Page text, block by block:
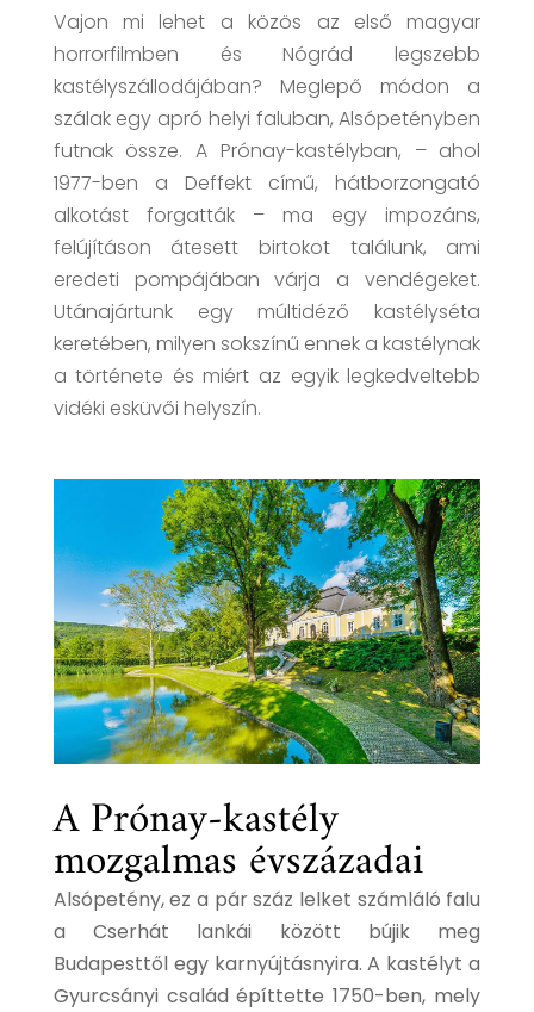
Vajon mi lehet a közös az első magyar
horrorfilmben és Nógrád legszebb
kastélyszállodájában? Meglepő módon a
szálak egy apró helyi faluban, Alsópetényben
futnak össze. A Prónay-kastélyban, – ahol
1977-ben a Deffekt című, hátborzongató
alkotást forgatták – ma egy impozáns,
felújításon átesett birtokot találunk, ami
eredeti pompájában várja a vendégeket.
Utánajártunk egy múltidéző kastélyséta
keretében, milyen sokszínű ennek a kastélynak
a története és miért az egyik legkedveltebb
vidéki esküvői helyszín.
A Prónay-kastély
mozgalmas évszázadai
Alsópetény, ez a pár száz lelket számláló falu
a Cserhát lankái között bújik meg
Budapesttől egy karnyújtásnyira. A kastélyt a
Gyurcsányi család építtette 1750-ben, mely